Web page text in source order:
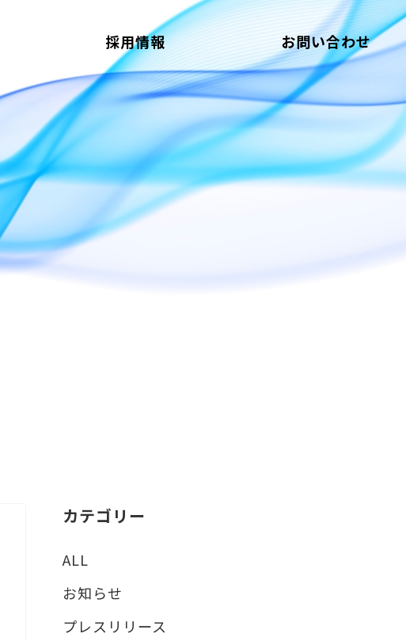
採用情報 お問い合わせ
カテゴリー
ALL
お知らせ
プレスリリース